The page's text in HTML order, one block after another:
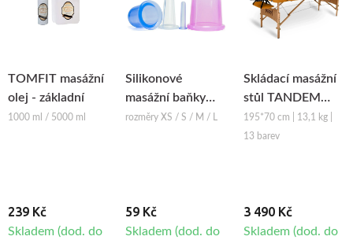
TOMFIT masážní
olej - základní
1000 ml / 5000 ml
239 Kč
Skladem (dod. do
Silikonové
masážní baňky
Fabulo Bell
rozměry XS / S / M / L
59 Kč
Skladem (dod. do
Skládací masážní
stůl TANDEM
Basic-2
195*70 cm | 13,1 kg |
13 barev
3 490 Kč
Skladem (dod. do